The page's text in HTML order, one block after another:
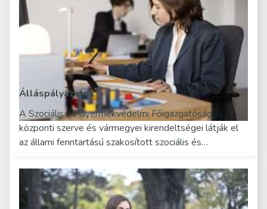
Álláspályázatok
A Szociális és Gyermekvédelmi Főigazgatóság
központi szerve és vármegyei kirendeltségei látják el
az állami fenntartású szakosított szociális és…